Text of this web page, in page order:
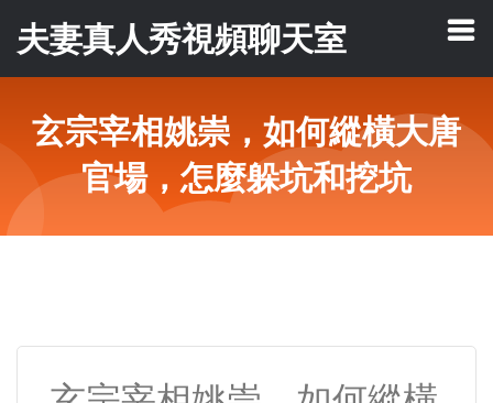
夫妻真人秀視頻聊天室
玄宗宰相姚崇，如何縱橫大唐
官場，怎麼躲坑和挖坑